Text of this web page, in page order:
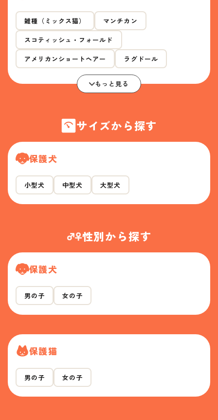
雑種（ミックス猫） マンチカン
スコティッシュ・フォールド
アメリカンショートヘアー ラグドール
もっと見る
サイズから探す
保護犬
小型犬 中型犬 大型犬
性別から探す
保護犬
男の子 女の子
保護猫
男の子 女の子